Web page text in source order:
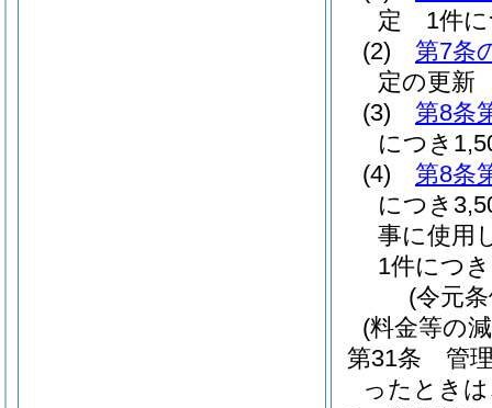
定 1件に
(2)
第7条
定の更新
(3)
第8条
につき
(4)
第8条
につき
事に使用
1件につ
(令元
(料金等の
第31条
管
ったとき